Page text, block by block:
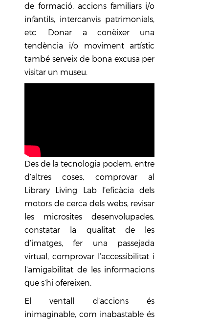
de formació, accions familiars i/o
infantils, intercanvis patrimonials,
etc. Donar a conèixer una
tendència i/o moviment artístic
també serveix de bona excusa per
visitar un museu.
Des de la tecnologia podem, entre
d’altres coses, comprovar al
Library Living Lab l’eficàcia dels
motors de cerca dels webs, revisar
les microsites desenvolupades,
constatar la qualitat de les
d’imatges, fer una passejada
virtual, comprovar l’accessibilitat i
l’amigabilitat de les informacions
que s’hi ofereixen.
El ventall d’accions és
inimaginable, com inabastable és